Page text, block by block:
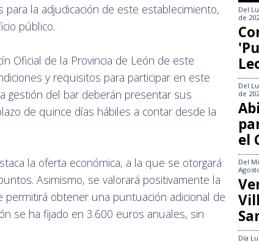
la adjudicación de este establecimiento,
público.
Oficial de la Provincia de León de este
y requisitos para participar en este
gestión del bar deberán presentar sus
de quince días hábiles a contar desde la
la oferta económica, a la que se otorgará
Asimismo, se valorará positivamente la
permitirá obtener una puntuación adicional de
se ha fijado en 3.600 euros anuales, sin
Del
de
Del
de
el
Del
Día